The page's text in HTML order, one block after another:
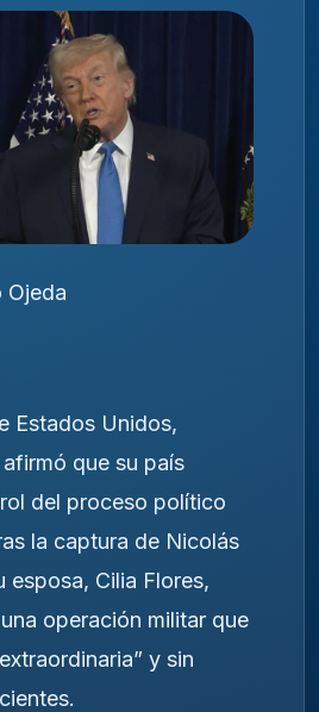
Ojeda
Estados Unidos,
que su país
del proceso político
la captura de Nicolás
esposa, Cilia Flores,
operación militar que
y sin